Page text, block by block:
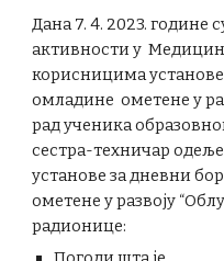
Дана 7. 4. 2023. године
активности у
корисницима
омладине ометене у
рад ученика
сестра-техничар
установе за дневни
ометене у развоју
радионице: